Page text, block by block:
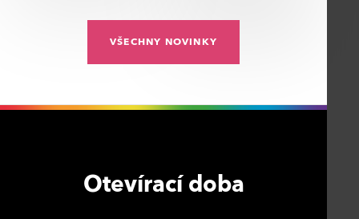
VŠECHNY NOVINKY
Otevírací doba